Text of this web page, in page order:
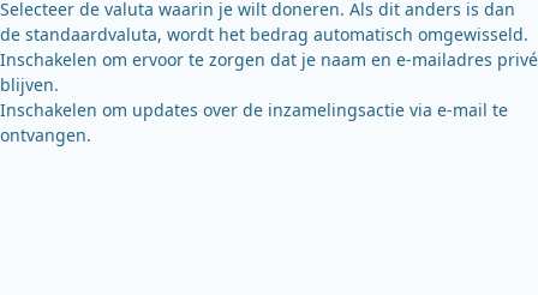
Selecteer de valuta waarin je wilt doneren. Als dit anders is dan
de standaardvaluta, wordt het bedrag automatisch omgewisseld.
Inschakelen om ervoor te zorgen dat je naam en e-mailadres privé
blijven.
Inschakelen om updates over de inzamelingsactie via e-mail te
ontvangen.